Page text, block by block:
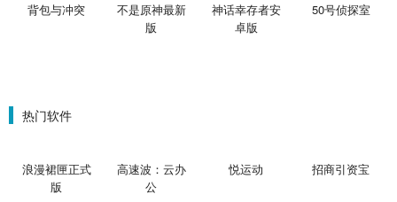
背包与冲突
不是原神最新
版
神话幸存者安
卓版
50号侦探室
热门软件
浪漫裙匣正式
版
高速波：云办
公
悦运动 招商引资宝